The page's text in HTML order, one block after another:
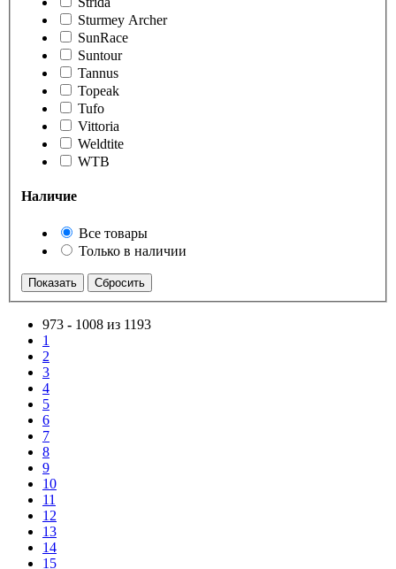
Sturmey Archer
SunRace
Suntour
Tannus
Topeak
Tufo
Vittoria
Weldtite
WTB
Наличие
Все товары
Только в наличии
973 - 1008 из 1193
1
2
3
4
5
6
7
8
9
10
11
12
13
14
15